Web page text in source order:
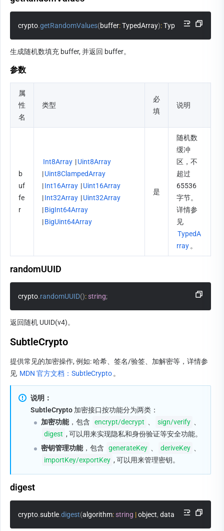
crypto.getRandomValues(buffer: TypedArray): TypedArray;
生成随机数填充 buffer, 并返回 buffer。
参数
属
性
名
类型
必
填
说明
b
uf
fe
r
Int8Array |Uint8Array
|Uint8ClampedArray
|Int16Array |Uint16Array
|Int32Array |Uint32Array
|BigInt64Array
|BigUint64Array
是
随机数
缓冲
区，不
超过
65536
字节。
详情参
TypedA
rray
randomUUID
crypto.randomUUID(): string;
返回随机 UUID(v4)。
SubtleCrypto
提供常见的加密操作, 例如: 哈希、签名/验签、加解密等，详情参
见 MDN 官方文档：SubtleCrypto 。
说明：
SubtleCrypto 加密接口按功能分为两类：
加密功能，包含 encrypt/decrypt sign/verify
digest , 可以用来实现隐私和身份验证等安全功能。
密钥管理功能，包含 generateKey deriveKey
importKey/exportKey , 可以用来管理密钥。
digest
crypto.subtle.digest(algorithm: string | object, data ArrayBuffer